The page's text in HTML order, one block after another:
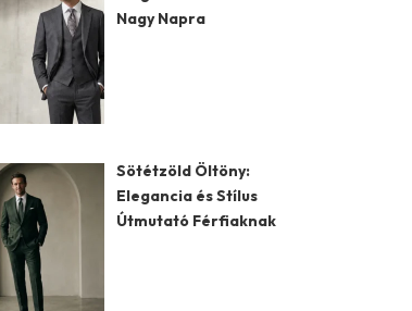
Nagy Napra
Sötétzöld Öltöny:
Elegancia és Stílus
Útmutató Férfiaknak